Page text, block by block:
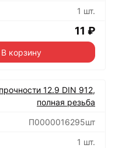
1 шт.
11 ₽
В корзину
12.9 DIN 912,
полная резьба
П0000016295шт
1 шт.